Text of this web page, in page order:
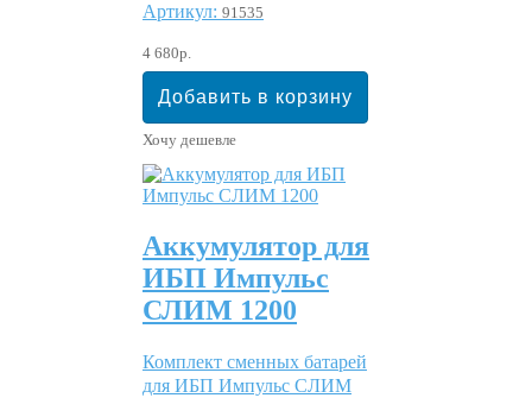
Артикул: 91535
4 680р.
Хочу дешевле
Аккумулятор для
ИБП Импульс
СЛИМ 1200
Комплект сменных батарей
для ИБП Импульс СЛИМ